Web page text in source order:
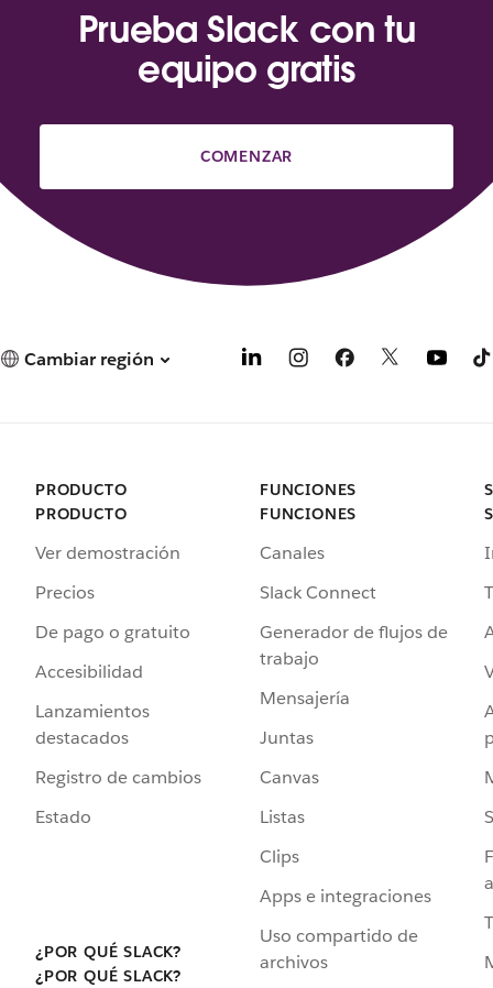
Prueba Slack con tu
equipo gratis
COMENZAR
Cambiar región
PRODUCTO
PRODUCTO
Ver demostración
Precios
De pago o gratuito
Accesibilidad
Lanzamientos
destacados
Registro de cambios
Estado
¿POR QUÉ SLACK?
¿POR QUÉ SLACK?
FUNCIONES
FUNCIONES
Canales
Slack Connect
Generador de flujos de
trabajo
Mensajería
Juntas
Canvas
Listas
Clips
Apps e integraciones
Uso compartido de
archivos